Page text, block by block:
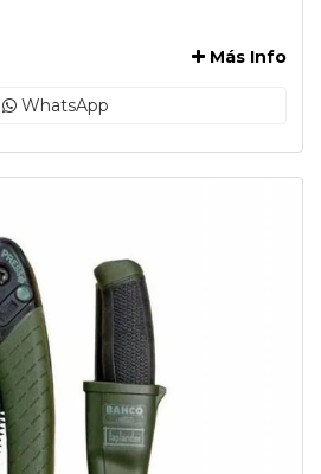
Más Info
WhatsApp